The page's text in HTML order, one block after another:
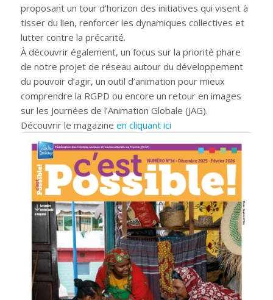
proposant un tour d’horizon des initiatives qui visent à
tisser du lien, renforcer les dynamiques collectives et
lutter contre la précarité.
À découvrir également, un focus sur la priorité phare
de notre projet de réseau autour du développement
du pouvoir d’agir, un outil d’animation pour mieux
comprendre la RGPD ou encore un retour en images
sur les Journées de l’Animation Globale (JAG).
Découvrir le magazine en cliquant ici